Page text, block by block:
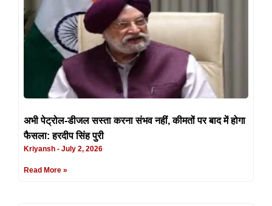
अभी पेट्रोल-डीजल सस्ता करना संभव नहीं, कीमतों पर बाद में होगा
फैसला: हरदीप सिंह पुरी
Kriyansh July 2, 2026
Read More »